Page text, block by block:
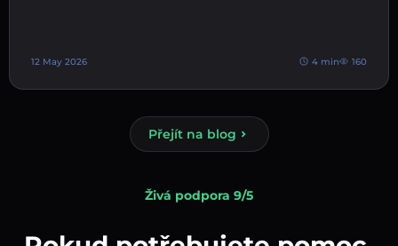
12 May 2026 4 min 160
Přejít na blog
Živá podpora 9/5